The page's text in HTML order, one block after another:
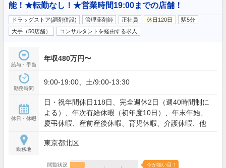
能！★転勤なし！★営業時間19:00までの店舗！
ドラッグストア(調剤併設) 管理薬剤師 正社員 休日120日
駅5分
大手（50店舗）
コンサルタントを経由する求人
給与・手当
年収480万円〜
勤務時間
9:00-19:00、土/9:00-13:30
休日・休暇
日・祝年間休日118日、完全週休2日（週40時間制に
よる）、年次有給休暇（初年度10日）、年末年始、
慶弔休暇、産前産後休暇、育児休暇、介護休暇、他
勤務地
東京都北区
閲覧状況 今が狙い目！